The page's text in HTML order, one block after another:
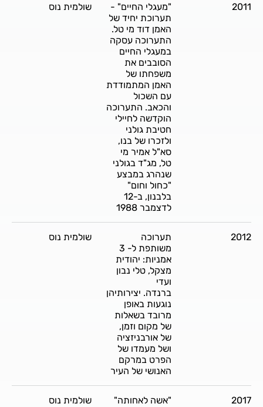
2011
"מעגלי החיים" -
תערוכת יחיד של
האמן דוד מי טל.
התערוכה עסקה
במעגלי החיים
הסובבים את
משפחתו של
האמן המתמודדת
עם השכול
והכאב. התערוכה
הוקדשה לחיילי
חטיבת גולני
ולזכרו של בנו,
סא"ל אמיר מי
טל, מג"ד בגולני
שנהרג במבצע
"כחול וחום"
בלבנון, ב-12
לדצמבר 1988
שולמית נוס
2012
תערוכה
משותפת ל- 3
אמניות: יהודית
מצקל, טלי נבון
ועדי
ברנדה. יצירותיהן
נוגעות באופן
מרובד בשאלות
של מקום וזמן,
של אורבניזציה
ושל מעמדו של
הפרט במרקם
האנושי של העיר
שולמית נוס
2017
"אשה לאחותה"
שולמית נוס